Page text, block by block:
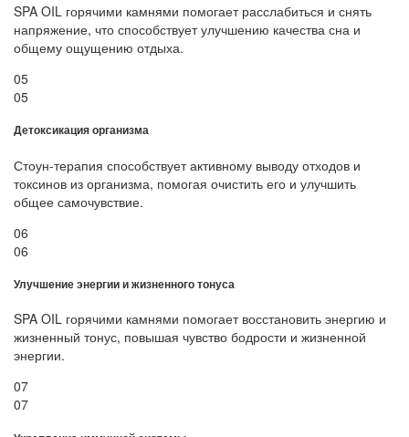
SPA OIL горячими камнями помогает расслабиться и снять
напряжение, что способствует улучшению качества сна и
общему ощущению отдыха.
05
05
Детоксикация организма
Стоун-терапия способствует активному выводу отходов и
токсинов из организма, помогая очистить его и улучшить
общее самочувствие.
06
06
Улучшение энергии и жизненного тонуса
SPA OIL горячими камнями помогает восстановить энергию и
жизненный тонус, повышая чувство бодрости и жизненной
энергии.
07
07